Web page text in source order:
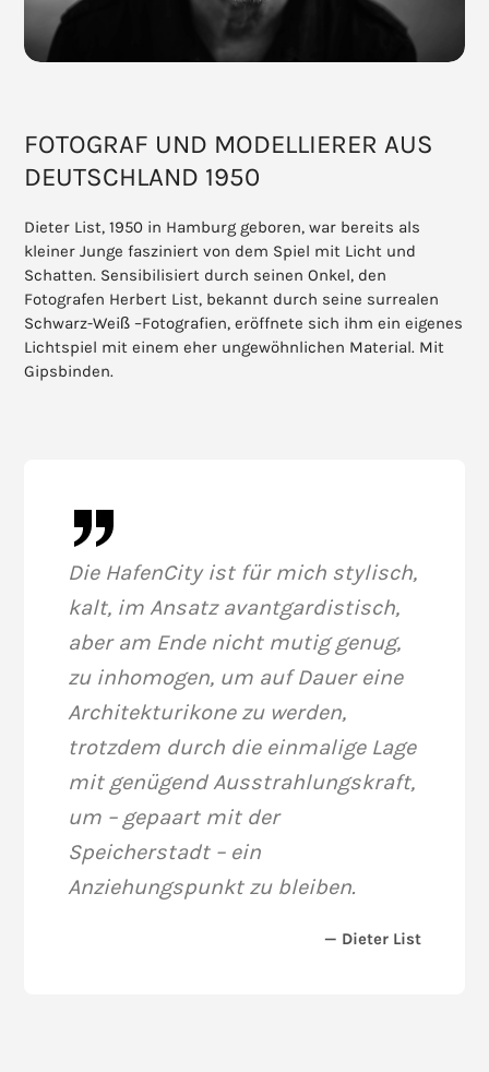
FOTOGRAF UND MODELLIERER AUS
DEUTSCHLAND 1950
Dieter List, 1950 in Hamburg geboren, war bereits als
kleiner Junge fasziniert von dem Spiel mit Licht und
Schatten. Sensibilisiert durch seinen Onkel, den
Fotografen Herbert List, bekannt durch seine surrealen
Schwarz-Weiß –Fotografien, eröffnete sich ihm ein eigenes
Lichtspiel mit einem eher ungewöhnlichen Material. Mit
Gipsbinden.
Die HafenCity ist für mich stylisch,
kalt, im Ansatz avantgardistisch,
aber am Ende nicht mutig genug,
zu inhomogen, um auf Dauer eine
Architekturikone zu werden,
trotzdem durch die einmalige Lage
mit genügend Ausstrahlungskraft,
um – gepaart mit der
Speicherstadt – ein
Anziehungspunkt zu bleiben.
— Dieter List